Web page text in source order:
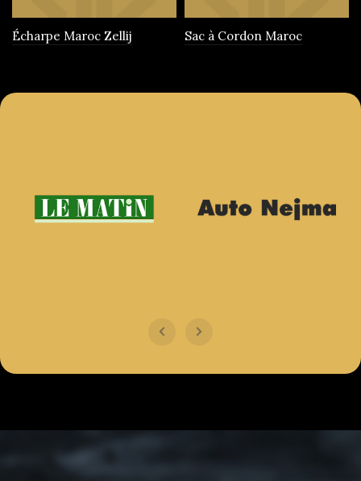
Écharpe Maroc Zellij Sac à Cordon Maroc